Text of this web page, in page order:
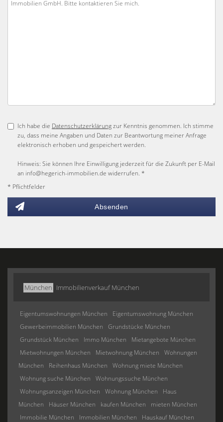
Ich habe die Datenschutzerklärungzur Kenntnis genommen. Ich stimme
zu, dass meine Angaben und Daten zur Beantwortung meiner Anfrage
elektronisch erhoben und gespeichert werden.
Hinweis: Sie können Ihre Einwilligung jederzeit für die Zukunft per E-Mail
an info@hegerich-immobilien.de widerrufen. *
* Pflichtfelder
Absenden
München Immobilienverkauf München
Eigentumswohnungen München
Eigentumswohnung München
Gewerbeimmobilien München
Grundstücke München
Grundstück München
Immo München
Mietangebote München
Mietwohnungen München
Mietwohnung München
Wohnungen
München
Reihenhaus München
Wohnung miete München
Wohnung suche München
Wohnungssuche München
Wohnungsanzeigen München
Wohnung München
Haus
München
Häuser München kaufen München
mieten München
Immobilie München
Immobilien München
Hauskauf München